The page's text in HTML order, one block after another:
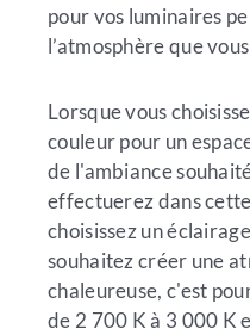
pour vos luminaires
l’atmosphère que
Lorsque vous
couleur pour un
de l'ambiance
effectuerez dans
choisissez un
souhaitez créer une
chaleureuse, c'est
de 2 700 K à 3 000 K